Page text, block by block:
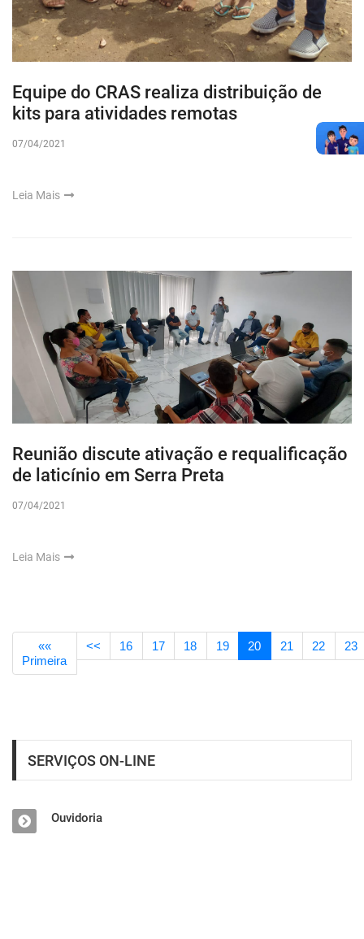
Equipe do CRAS realiza distribuição de
kits para atividades remotas
07/04/2021
Leia Mais
Reunião discute ativação e requalificação
de laticínio em Serra Preta
07/04/2021
Leia Mais
««
Primeira
<< 16 17 18 19 20 21 22 23
SERVIÇOS ON-LINE
Ouvidoria